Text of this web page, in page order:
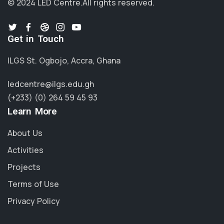
© 2024 LED Centre.All rights reserved.
Get in Touch
ILGS St. Ogbojo, Accra, Ghana
ledcentre@ilgs.edu.gh
(+233) (0) 264 59 45 93
Learn More
About Us
Activities
Projects
Terms of Use
Privacy Policy